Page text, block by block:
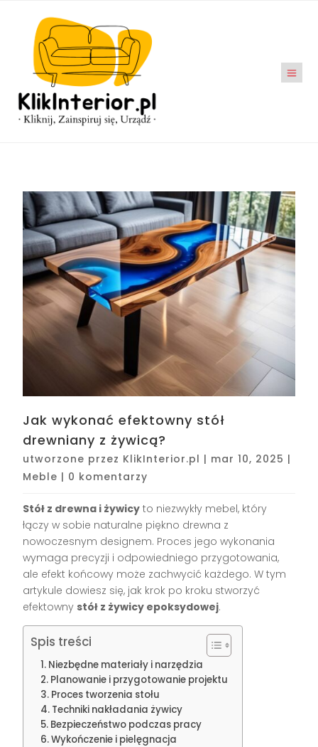
Jak wykonać efektowny stół
drewniany z żywicą?
utworzone przez KlikInterior.pl | mar 10, 2025 |
Meble | 0 komentarzy
Stół z drewna i żywicy to niezwykły mebel, który
łączy w sobie naturalne piękno drewna z
nowoczesnym designem. Proces jego wykonania
wymaga precyzji i odpowiedniego przygotowania,
ale efekt końcowy może zachwycić każdego. W tym
artykule dowiesz się, jak krok po kroku stworzyć
efektowny stół z żywicy epoksydowej.
Spis treści
Niezbędne materiały i narzędzia
Planowanie i przygotowanie projektu
Proces tworzenia stołu
Techniki nakładania żywicy
Bezpieczeństwo podczas pracy
Wykończenie i pielęgnacja